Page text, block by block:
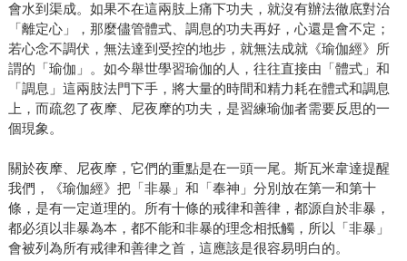
會水到渠成。如果不在這兩肢上痛下功夫，就沒有辦法徹底對治
「離定心」，那麼儘管體式、調息的功夫再好，心還是會不定；
若心念不調伏，無法達到受控的地步，就無法成就《瑜伽經》所
謂的「瑜伽」。如今舉世學習瑜伽的人，往往直接由「體式」和
「調息」這兩肢法門下手，將大量的時間和精力耗在體式和調息
上，而疏忽了夜摩、尼夜摩的功夫，是習練瑜伽者需要反思的一
個現象。
關於夜摩、尼夜摩，它們的重點是在一頭一尾。斯瓦米韋達提醒
我們，《瑜伽經》把「非暴」和「奉神」分別放在第一和第十
條，是有一定道理的。所有十條的戒律和善律，都源自於非暴，
都必須以非暴為本，都不能和非暴的理念相抵觸，所以「非暴」
會被列為所有戒律和善律之首，這應該是很容易明白的。